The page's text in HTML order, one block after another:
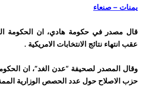
يمنات – صنعاء
قال مصدر في حكومة هادي، ان الحكومة
عقب انتهاء نتائج الانتخابات الامريكية .
وقال المصدر لصحيفة “عدن الغد”، ان
حزب الاصلاح حول عدد الحصص الوزارية